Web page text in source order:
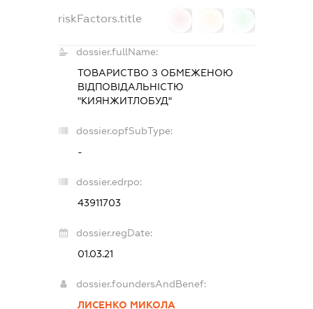
riskFactors.title
dossier.fullName:
ТОВАРИСТВО З ОБМЕЖЕНОЮ
ВІДПОВІДАЛЬНІСТЮ
"КИЯНЖИТЛОБУД"
dossier.opfSubType:
-
dossier.edrpo:
43911703
dossier.regDate:
01.03.21
dossier.foundersAndBenef:
ЛИСЕНКО МИКОЛА